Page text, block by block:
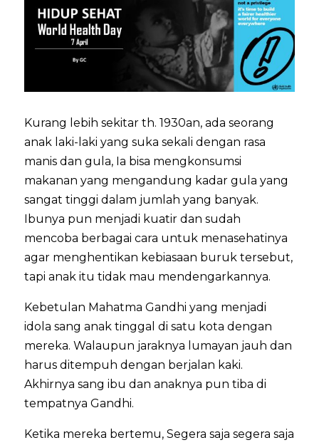
Kurang lebih sekitar th. 1930an, ada seorang
anak laki-laki yang suka sekali dengan rasa
manis dan gula, Ia bisa mengkonsumsi
makanan yang mengandung kadar gula yang
sangat tinggi dalam jumlah yang banyak.
Ibunya pun menjadi kuatir dan sudah
mencoba berbagai cara untuk menasehatinya
agar menghentikan kebiasaan buruk tersebut,
tapi anak itu tidak mau mendengarkannya.
Kebetulan Mahatma Gandhi yang menjadi
idola sang anak tinggal di satu kota dengan
mereka. Walaupun jaraknya lumayan jauh dan
harus ditempuh dengan berjalan kaki.
Akhirnya sang ibu dan anaknya pun tiba di
tempatnya Gandhi.
Ketika mereka bertemu, Segera saja segera saja